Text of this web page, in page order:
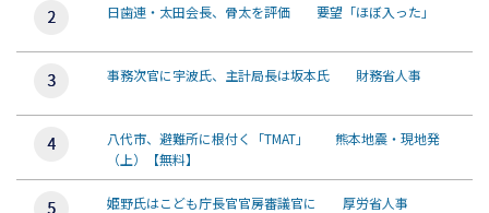
日歯連・太田会長、骨太を評価 要望「ほぼ入った」
事務次官に宇波氏、主計局長は坂本氏 財務省人事
八代市、避難所に根付く「TMAT」 熊本地震・現地発
（上）【無料】
姫野氏はこども庁長官官房審議官に 厚労省人事